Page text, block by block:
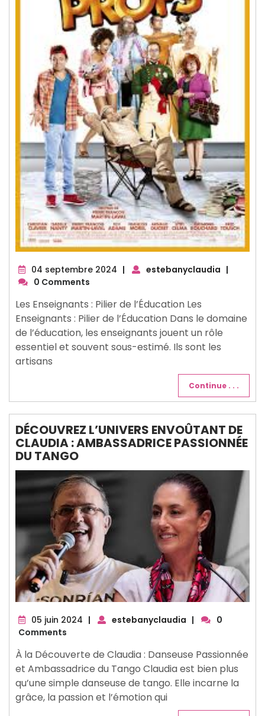
04 septembre 2024 04
| estebanyclaudia |
0 Comments
Les Enseignants : Pilier de l’Éducation Les
Enseignants : Pilier de l’Éducation Dans le domaine
de l’éducation, les enseignants jouent un rôle
essentiel et souvent sous-estimé. Ils sont les
artisans
Continue . . .
DÉCOUVREZ L’UNIVERS ENVOÛTANT DE
CLAUDIA : AMBASSADRICE PASSIONNÉE
DU TANGO
05 juin 2024 05
| estebanyclaudia |
0
Comments
À la Découverte de Claudia : Danseuse Passionnée
et Ambassadrice du Tango Claudia est bien plus
qu’une simple danseuse de tango. Elle incarne la
grâce, la passion et l’émotion qui